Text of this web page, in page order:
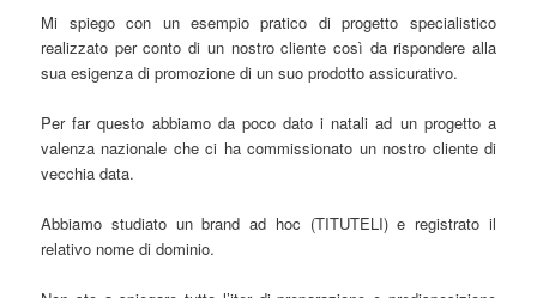
Mi spiego con un esempio pratico di progetto specialistico
realizzato per conto di un nostro cliente così da rispondere alla
sua esigenza di promozione di un suo prodotto assicurativo.
Per far questo abbiamo da poco dato i natali ad un progetto a
valenza nazionale che ci ha commissionato un nostro cliente di
vecchia data.
Abbiamo studiato un brand ad hoc (TITUTELI) e registrato il
relativo nome di dominio.